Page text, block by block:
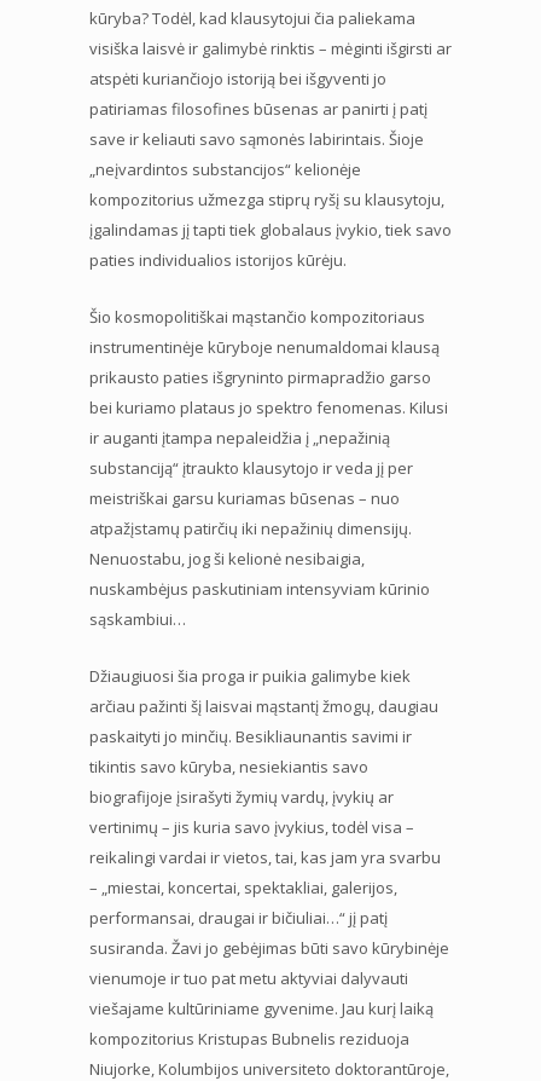
kūryba? Todėl, kad klausytojui čia paliekama
visiška laisvė ir galimybė rinktis – mėginti išgirsti ar
atspėti kuriančiojo istoriją bei išgyventi jo
patiriamas filosofines būsenas ar panirti į patį
save ir keliauti savo sąmonės labirintais. Šioje
„neįvardintos substancijos“ kelionėje
kompozitorius užmezga stiprų ryšį su klausytoju,
įgalindamas jį tapti tiek globalaus įvykio, tiek savo
paties individualios istorijos kūrėju.
Šio kosmopolitiškai mąstančio kompozitoriaus
instrumentinėje kūryboje nenumaldomai klausą
prikausto paties išgryninto pirmapradžio garso
bei kuriamo plataus jo spektro fenomenas. Kilusi
ir auganti įtampa nepaleidžia į „nepažinią
substanciją“ įtraukto klausytojo ir veda jį per
meistriškai garsu kuriamas būsenas – nuo
atpažįstamų patirčių iki nepažinių dimensijų.
Nenuostabu, jog ši kelionė nesibaigia,
nuskambėjus paskutiniam intensyviam kūrinio
sąskambiui…
Džiaugiuosi šia proga ir puikia galimybe kiek
arčiau pažinti šį laisvai mąstantį žmogų, daugiau
paskaityti jo minčių. Besikliaunantis savimi ir
tikintis savo kūryba, nesiekiantis savo
biografijoje įsirašyti žymių vardų, įvykių ar
vertinimų – jis kuria savo įvykius, todėl visa –
reikalingi vardai ir vietos, tai, kas jam yra svarbu
– „miestai, koncertai, spektakliai, galerijos,
performansai, draugai ir bičiuliai…“ jį patį
susiranda. Žavi jo gebėjimas būti savo kūrybinėje
vienumoje ir tuo pat metu aktyviai dalyvauti
viešajame kultūriniame gyvenime. Jau kurį laiką
kompozitorius Kristupas Bubnelis reziduoja
Niujorke, Kolumbijos universiteto doktorantūroje,